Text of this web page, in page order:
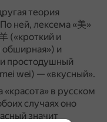
теория
По ней, лексема «美»
(«кроткий и
и
простодушный
wei) — «вкусный».
в русском
случаях оно
значит